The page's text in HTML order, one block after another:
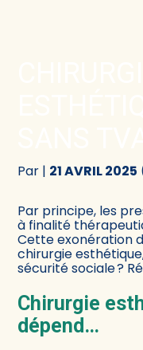
Être prêt pour la
Juridique
Audit
Conseil
Par | 21 AVRIL 2025
Par principe, les
à finalité
Cette exonération
chirurgie
sécurité sociale ?
Chirurgie
dépend…